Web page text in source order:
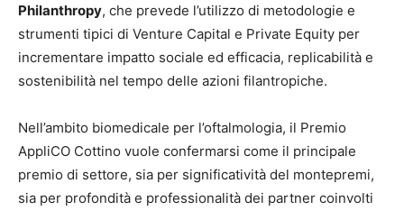
Philanthropy, che prevede l’utilizzo di metodologie e
strumenti tipici di Venture Capital e Private Equity per
incrementare impatto sociale ed efficacia, replicabilità e
sostenibilità nel tempo delle azioni filantropiche.
Nell’ambito biomedicale per l’oftalmologia, il Premio
AppliCO Cottino vuole confermarsi come il principale
premio di settore, sia per significatività del montepremi,
sia per profondità e professionalità dei partner coinvolti